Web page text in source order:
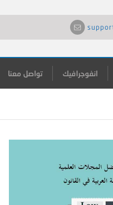
انفوجرافيك تواصل معنا